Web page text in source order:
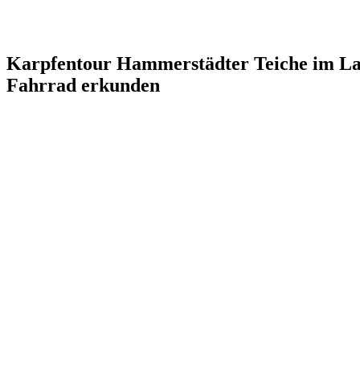
Karpfentour Hammerstädter Teiche im
Fahrrad erkunden